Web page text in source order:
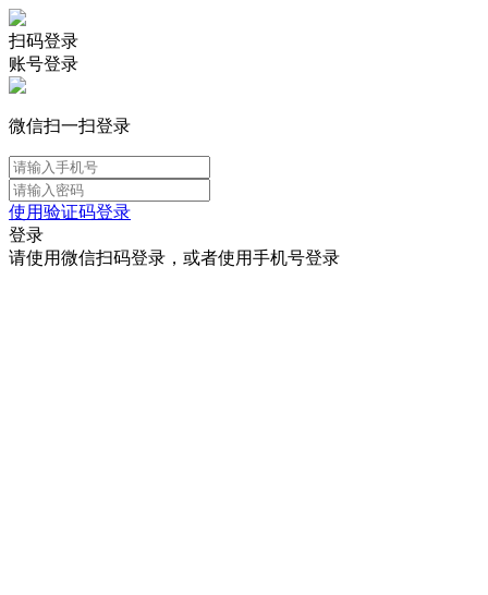
扫码登录
账号登录
微信扫一扫登录
使用验证码登录
登录
请使用微信扫码登录，或者使用手机号登录